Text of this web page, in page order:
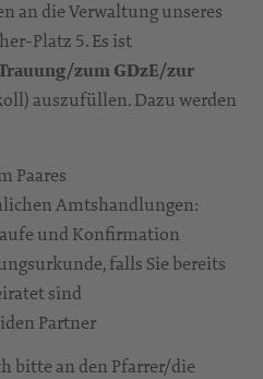
an die Verwaltung unseres
Platz 5. Es ist
zum GDzE/zur
auszufüllen. Dazu werden
Paares
Amtshandlungen:
und Konfirmation
falls Sie bereits
sind
Partner
bitte an den Pfarrer/die